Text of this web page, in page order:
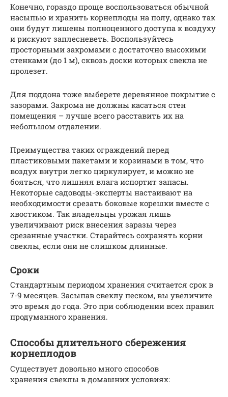
Конечно, гораздо проще воспользоваться обычной
насыпью и хранить корнеплоды на полу, однако так
они будут лишены полноценного доступа к воздуху
и рискуют заплесневеть. Воспользуйтесь
просторными закромами с достаточно высокими
стенками (до 1 м), сквозь доски которых свекла не
пролезет.
Для поддона тоже выберете деревянное покрытие с
зазорами. Закрома не должны касаться стен
помещения – лучше всего расставить их на
небольшом отдалении.
Преимущества таких ограждений перед
пластиковыми пакетами и корзинами в том, что
воздух внутри легко циркулирует, и можно не
бояться, что лишняя влага испортит запасы.
Некоторые садоводы-эксперты настаивают на
необходимости срезать боковые корешки вместе с
хвостиком. Так владельцы урожая лишь
увеличивают риск внесения заразы через
срезанные участки. Старайтесь сохранять корни
свеклы, если они не слишком длинные.
Сроки
Стандартным периодом хранения считается срок в
7-9 месяцев. Засыпав свеклу песком, вы увеличите
это время до года. Это при соблюдении всех правил
продуманного хранения.
Способы длительного сбережения
корнеплодов
Существует довольно много способов
хранения свеклы в домашних условиях: